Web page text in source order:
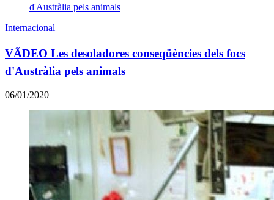
Internacional
VÃDEO Les desoladores conseqüències dels focs
d'Austràlia pels animals
06/01/2020